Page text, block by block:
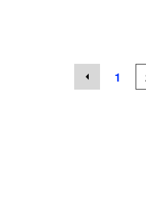
1